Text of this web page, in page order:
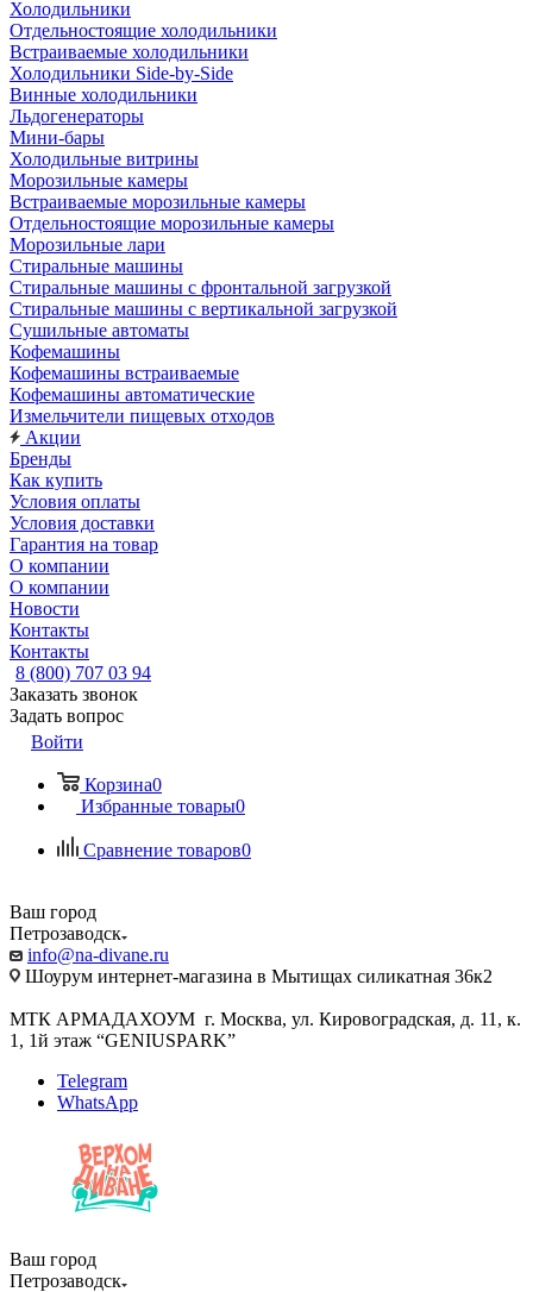
Холодильники
Отдельностоящие холодильники
Встраиваемые холодильники
Холодильники Side-by-Side
Винные холодильники
Льдогенераторы
Мини-бары
Холодильные витрины
Морозильные камеры
Встраиваемые морозильные камеры
Отдельностоящие морозильные камеры
Морозильные лари
Стиральные машины
Стиральные машины с фронтальной загрузкой
Стиральные машины с вертикальной загрузкой
Сушильные автоматы
Кофемашины
Кофемашины встраиваемые
Кофемашины автоматические
Измельчители пищевых отходов
Акции
Бренды
Как купить
Условия оплаты
Условия доставки
Гарантия на товар
О компании
О компании
Новости
Контакты
Контакты
8 (800) 707 03 94
Заказать звонок
Задать вопрос
Войти
Корзина0
Избранные товары0
Сравнение товаров0
Ваш город
Петрозаводск
info@na-divane.ru
Шоурум интернет-магазина в Мытищах силикатная 36к2
МТК АРМАДАХОУМ г. Москва, ул. Кировоградская, д. 11, к.
1, 1й этаж “GENIUSPARK”
Telegram
WhatsApp
Ваш город
Петрозаводск